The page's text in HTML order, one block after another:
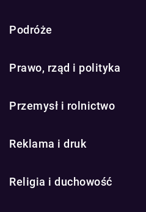
Podróże
Prawo, rząd i polityka
Przemysł i rolnictwo
Reklama i druk
Religia i duchowość